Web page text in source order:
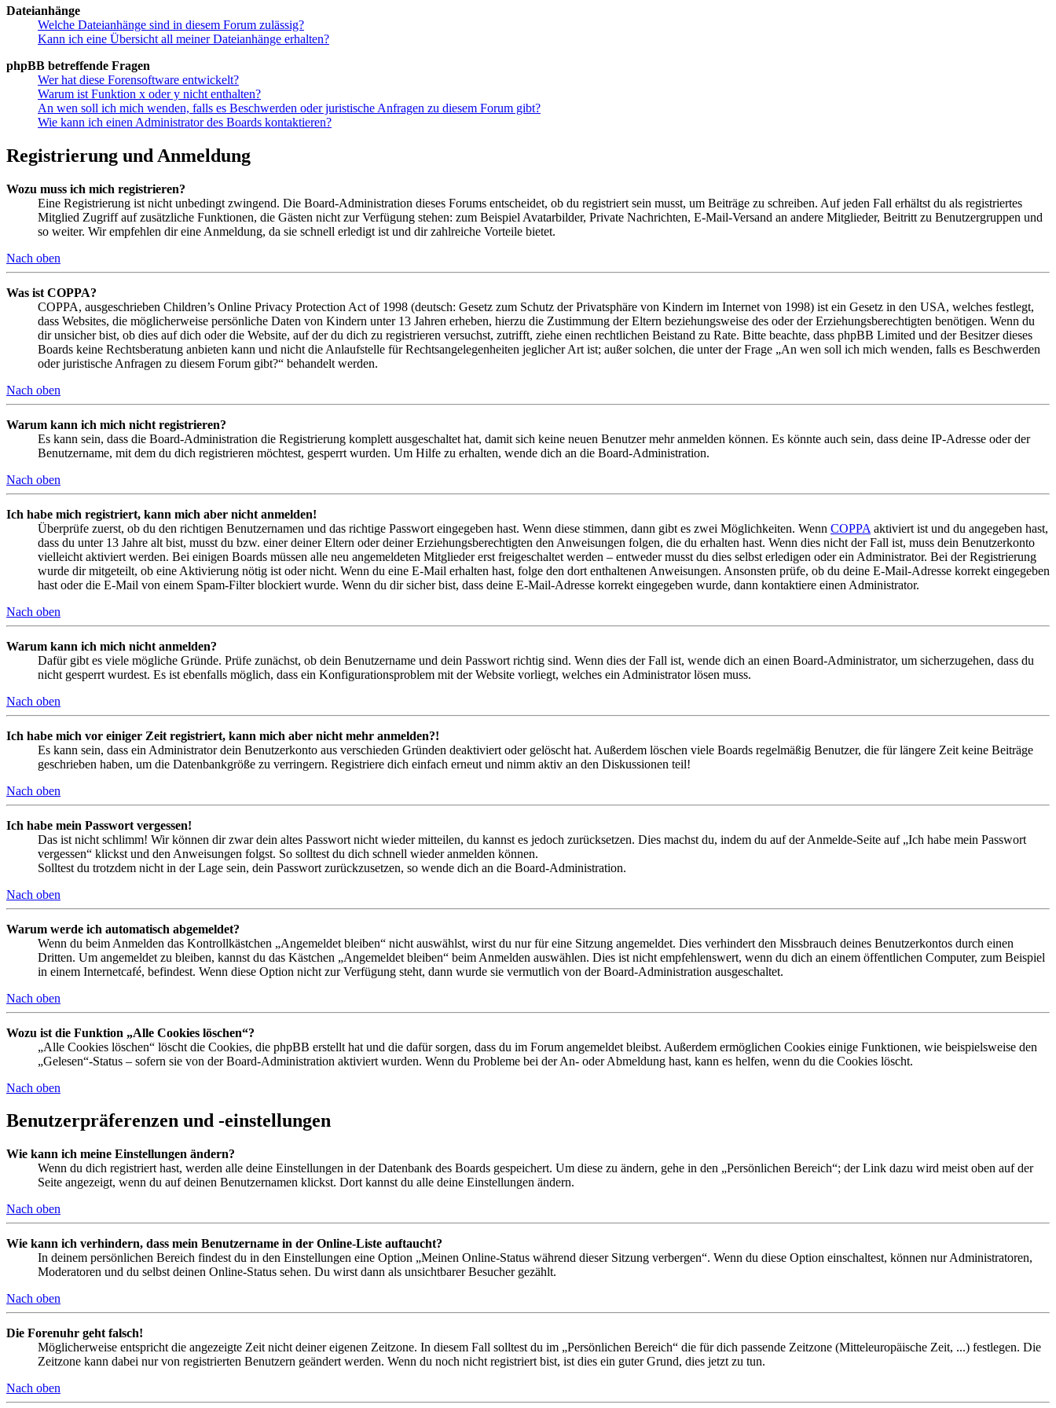
Dateianhänge
Welche Dateianhänge sind in diesem Forum zulässig?
Kann ich eine Übersicht all meiner Dateianhänge erhalten?
phpBB betreffende Fragen
Wer hat diese Forensoftware entwickelt?
Warum ist Funktion x oder y nicht enthalten?
An wen soll ich mich wenden, falls es Beschwerden oder juristische Anfragen zu diesem Forum gibt?
Wie kann ich einen Administrator des Boards kontaktieren?
Registrierung und Anmeldung
Wozu muss ich mich registrieren?
Eine Registrierung ist nicht unbedingt zwingend. Die Board-Administration dieses Forums entscheidet, ob du registriert sein musst, um Beiträge zu schreiben. Auf jeden Fall erhältst du als registriertes
Mitglied Zugriff auf zusätzliche Funktionen, die Gästen nicht zur Verfügung stehen: zum Beispiel Avatarbilder, Private Nachrichten, E-Mail-Versand an andere Mitglieder, Beitritt zu Benutzergruppen und
so weiter. Wir empfehlen dir eine Anmeldung, da sie schnell erledigt ist und dir zahlreiche Vorteile bietet.
Nach oben
Was ist COPPA?
COPPA, ausgeschrieben Children’s Online Privacy Protection Act of 1998 (deutsch: Gesetz zum Schutz der Privatsphäre von Kindern im Internet von 1998) ist ein Gesetz in den USA, welches festlegt,
dass Websites, die möglicherweise persönliche Daten von Kindern unter 13 Jahren erheben, hierzu die Zustimmung der Eltern beziehungsweise des oder der Erziehungsberechtigten benötigen. Wenn du
dir unsicher bist, ob dies auf dich oder die Website, auf der du dich zu registrieren versuchst, zutrifft, ziehe einen rechtlichen Beistand zu Rate. Bitte beachte, dass phpBB Limited und der Besitzer dieses
Boards keine Rechtsberatung anbieten kann und nicht die Anlaufstelle für Rechtsangelegenheiten jeglicher Art ist; außer solchen, die unter der Frage „An wen soll ich mich wenden, falls es Beschwerden
oder juristische Anfragen zu diesem Forum gibt?“ behandelt werden.
Nach oben
Warum kann ich mich nicht registrieren?
Es kann sein, dass die Board-Administration die Registrierung komplett ausgeschaltet hat, damit sich keine neuen Benutzer mehr anmelden können. Es könnte auch sein, dass deine IP-Adresse oder der
Benutzername, mit dem du dich registrieren möchtest, gesperrt wurden. Um Hilfe zu erhalten, wende dich an die Board-Administration.
Nach oben
Ich habe mich registriert, kann mich aber nicht anmelden!
Überprüfe zuerst, ob du den richtigen Benutzernamen und das richtige Passwort eingegeben hast. Wenn diese stimmen, dann gibt es zwei Möglichkeiten. Wenn COPPA aktiviert ist und du angegeben hast,
dass du unter 13 Jahre alt bist, musst du bzw. einer deiner Eltern oder deiner Erziehungsberechtigten den Anweisungen folgen, die du erhalten hast. Wenn dies nicht der Fall ist, muss dein Benutzerkonto
vielleicht aktiviert werden. Bei einigen Boards müssen alle neu angemeldeten Mitglieder erst freigeschaltet werden – entweder musst du dies selbst erledigen oder ein Administrator. Bei der Registrierung
wurde dir mitgeteilt, ob eine Aktivierung nötig ist oder nicht. Wenn du eine E-Mail erhalten hast, folge den dort enthaltenen Anweisungen. Ansonsten prüfe, ob du deine E-Mail-Adresse korrekt eingegeben
hast oder die E-Mail von einem Spam-Filter blockiert wurde. Wenn du dir sicher bist, dass deine E-Mail-Adresse korrekt eingegeben wurde, dann kontaktiere einen Administrator.
Nach oben
Warum kann ich mich nicht anmelden?
Dafür gibt es viele mögliche Gründe. Prüfe zunächst, ob dein Benutzername und dein Passwort richtig sind. Wenn dies der Fall ist, wende dich an einen Board-Administrator, um sicherzugehen, dass du
nicht gesperrt wurdest. Es ist ebenfalls möglich, dass ein Konfigurationsproblem mit der Website vorliegt, welches ein Administrator lösen muss.
Nach oben
Ich habe mich vor einiger Zeit registriert, kann mich aber nicht mehr anmelden?!
Es kann sein, dass ein Administrator dein Benutzerkonto aus verschieden Gründen deaktiviert oder gelöscht hat. Außerdem löschen viele Boards regelmäßig Benutzer, die für längere Zeit keine Beiträge
geschrieben haben, um die Datenbankgröße zu verringern. Registriere dich einfach erneut und nimm aktiv an den Diskussionen teil!
Nach oben
Ich habe mein Passwort vergessen!
Das ist nicht schlimm! Wir können dir zwar dein altes Passwort nicht wieder mitteilen, du kannst es jedoch zurücksetzen. Dies machst du, indem du auf der Anmelde-Seite auf „Ich habe mein Passwort
vergessen“ klickst und den Anweisungen folgst. So solltest du dich schnell wieder anmelden können.
Solltest du trotzdem nicht in der Lage sein, dein Passwort zurückzusetzen, so wende dich an die Board-Administration.
Nach oben
Warum werde ich automatisch abgemeldet?
Wenn du beim Anmelden das Kontrollkästchen „Angemeldet bleiben“ nicht auswählst, wirst du nur für eine Sitzung angemeldet. Dies verhindert den Missbrauch deines Benutzerkontos durch einen
Dritten. Um angemeldet zu bleiben, kannst du das Kästchen „Angemeldet bleiben“ beim Anmelden auswählen. Dies ist nicht empfehlenswert, wenn du dich an einem öffentlichen Computer, zum Beispiel
in einem Internetcafé, befindest. Wenn diese Option nicht zur Verfügung steht, dann wurde sie vermutlich von der Board-Administration ausgeschaltet.
Nach oben
Wozu ist die Funktion „Alle Cookies löschen“?
„Alle Cookies löschen“ löscht die Cookies, die phpBB erstellt hat und die dafür sorgen, dass du im Forum angemeldet bleibst. Außerdem ermöglichen Cookies einige Funktionen, wie beispielsweise den
„Gelesen“-Status – sofern sie von der Board-Administration aktiviert wurden. Wenn du Probleme bei der An- oder Abmeldung hast, kann es helfen, wenn du die Cookies löscht.
Nach oben
Benutzerpräferenzen und -einstellungen
Wie kann ich meine Einstellungen ändern?
Wenn du dich registriert hast, werden alle deine Einstellungen in der Datenbank des Boards gespeichert. Um diese zu ändern, gehe in den „Persönlichen Bereich“; der Link dazu wird meist oben auf der
Seite angezeigt, wenn du auf deinen Benutzernamen klickst. Dort kannst du alle deine Einstellungen ändern.
Nach oben
Wie kann ich verhindern, dass mein Benutzername in der Online-Liste auftaucht?
In deinem persönlichen Bereich findest du in den Einstellungen eine Option „Meinen Online-Status während dieser Sitzung verbergen“. Wenn du diese Option einschaltest, können nur Administratoren,
Moderatoren und du selbst deinen Online-Status sehen. Du wirst dann als unsichtbarer Besucher gezählt.
Nach oben
Die Forenuhr geht falsch!
Möglicherweise entspricht die angezeigte Zeit nicht deiner eigenen Zeitzone. In diesem Fall solltest du im „Persönlichen Bereich“ die für dich passende Zeitzone (Mitteleuropäische Zeit, ...) festlegen. Die
Zeitzone kann dabei nur von registrierten Benutzern geändert werden. Wenn du noch nicht registriert bist, ist dies ein guter Grund, dies jetzt zu tun.
Nach oben